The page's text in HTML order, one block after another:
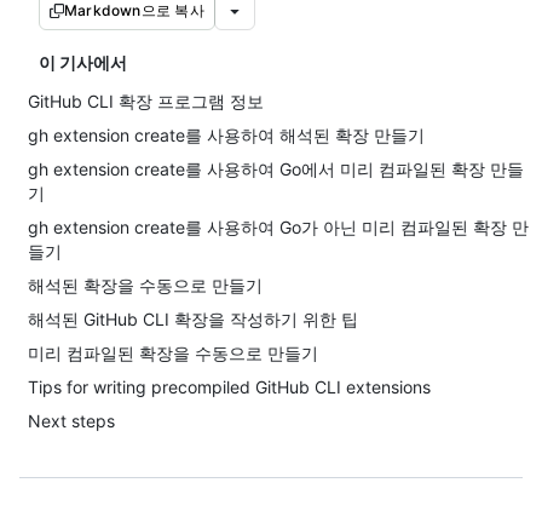
Markdown으로 복사
이 기사에서
GitHub CLI 확장 프로그램 정보
gh extension create를 사용하여 해석된 확장 만들기
gh extension create를 사용하여 Go에서 미리 컴파일된 확장 만들
기
gh extension create를 사용하여 Go가 아닌 미리 컴파일된 확장 만
들기
해석된 확장을 수동으로 만들기
해석된 GitHub CLI 확장을 작성하기 위한 팁
미리 컴파일된 확장을 수동으로 만들기
Tips for writing precompiled GitHub CLI extensions
Next steps